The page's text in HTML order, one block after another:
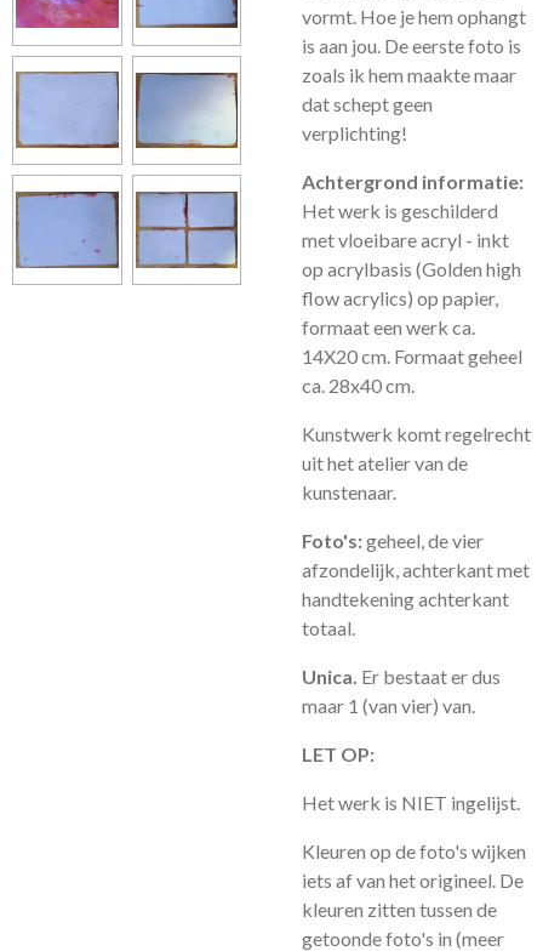
vormt. Hoe je hem ophangt
is aan jou. De eerste foto is
zoals ik hem maakte maar
dat schept geen
verplichting!
Achtergrond informatie:
Het werk is geschilderd
met vloeibare acryl - inkt
op acrylbasis (Golden high
flow acrylics) op papier,
formaat een werk ca.
14X20 cm. Formaat geheel
ca. 28x40 cm.
Kunstwerk komt regelrecht
uit het atelier van de
kunstenaar.
Foto's:geheel, de vier
afzondelijk, achterkant met
handtekening achterkant
totaal.
Unica. Er bestaat er dus
maar 1 (van vier) van.
LET OP:
Het werk is NIET ingelijst.
Kleuren op de foto's wijken
iets af van het origineel. De
kleuren zitten tussen de
getoonde foto's in (meer